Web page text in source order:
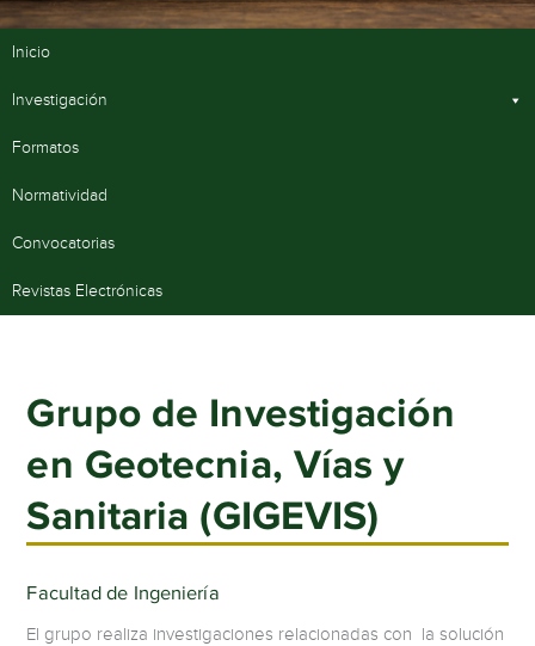
Inicio
Investigación
Formatos
Normatividad
Convocatorias
Revistas Electrónicas
Grupo de Investigación
en Geotecnia, Vías y
Sanitaria (GIGEVIS)
Facultad de Ingeniería
El grupo realiza investigaciones relacionadas con la solución